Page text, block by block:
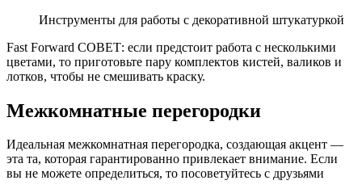
Инструменты для работы с декоративной штукатуркой
Fast Forward СОВЕТ: если предстоит работа с несколькими
цветами, то приготовьте пару комплектов кистей, валиков и
лотков, чтобы не смешивать краску.
Межкомнатные перегородки
Идеальная межкомнатная перегородка, создающая акцент —
эта та, которая гарантированно привлекает внимание. Если
вы не можете определиться, то посоветуйтесь с друзьями